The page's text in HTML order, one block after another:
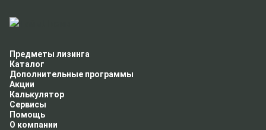
Предметы лизинга
Каталог
Дополнительные программы
Акции
Калькулятор
Сервисы
Помощь
О компании